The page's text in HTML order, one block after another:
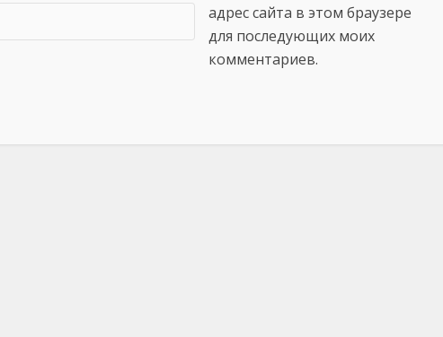
адрес сайта в этом браузере
для последующих моих
комментариев.